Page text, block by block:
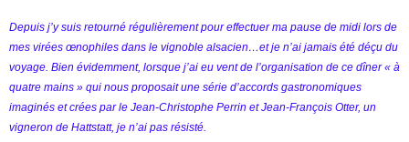
Depuis j’y suis retourné régulièrement pour effectuer ma pause de midi lors de
mes virées œnophiles dans le vignoble alsacien…et je n’ai jamais été déçu du
voyage. Bien évidemment, lorsque j’ai eu vent de l’organisation de ce dîner « à
quatre mains » qui nous proposait une série d’accords gastronomiques
imaginés et crées par le Jean-Christophe Perrin et Jean-François Otter, un
vigneron de Hattstatt, je n’ai pas résisté.